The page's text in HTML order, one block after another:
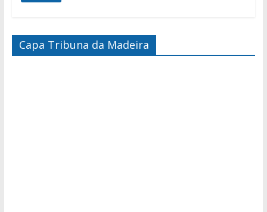
Capa Tribuna da Madeira